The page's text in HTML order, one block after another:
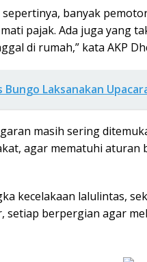
banyak
pajak. Ada juga yang
di rumah,” kata AKP
Bungo Laksanakan
masih sering
agar mematuhi
kecelakaan lalulintas,
setiap berpergian agar